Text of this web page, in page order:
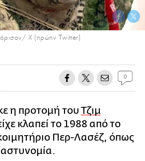
Χ (πρώην Twitter)
0
η προτομή του Τζιμ
κλαπεί το 1988 από το
Περ-Λασέζ, όπως